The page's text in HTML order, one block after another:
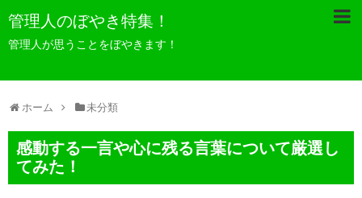
管理人のぼやき特集！
管理人が思うことをぼやきます！
ホーム 未分類
感動する一言や心に残る言葉について厳選し
てみた！